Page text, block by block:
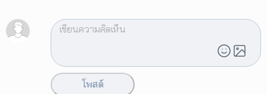
โพสต์